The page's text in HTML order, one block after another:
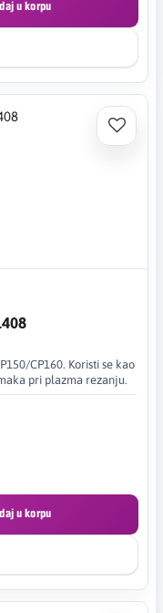
u korpu
CP160. Koristi se kao
pri plazma rezanju.
u korpu